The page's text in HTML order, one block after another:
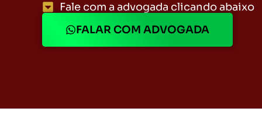
Fale com a advogada clicando abaixo
FALAR COM ADVOGADA